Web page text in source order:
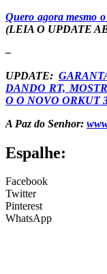
Quero agora mesmo
(LEIA O UPDATE
–
UPDATE:
DANDO RT,
O O NOVO ORKUT
A Paz do Senhor:
Espalhe:
Facebook
Twitter
Pinterest
WhatsApp